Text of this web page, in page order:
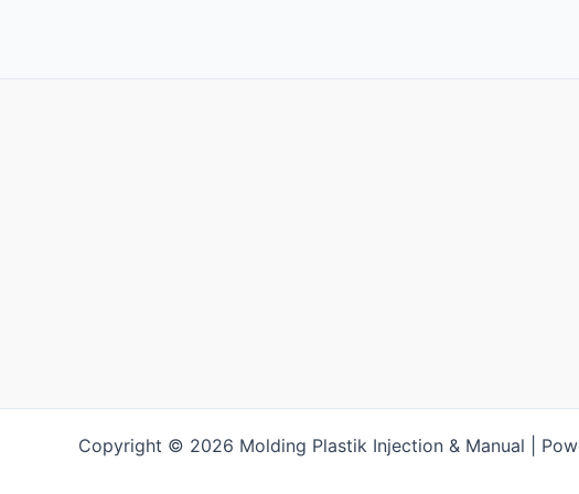
Copyright © 2026 Molding Plastik Injection & Manual |